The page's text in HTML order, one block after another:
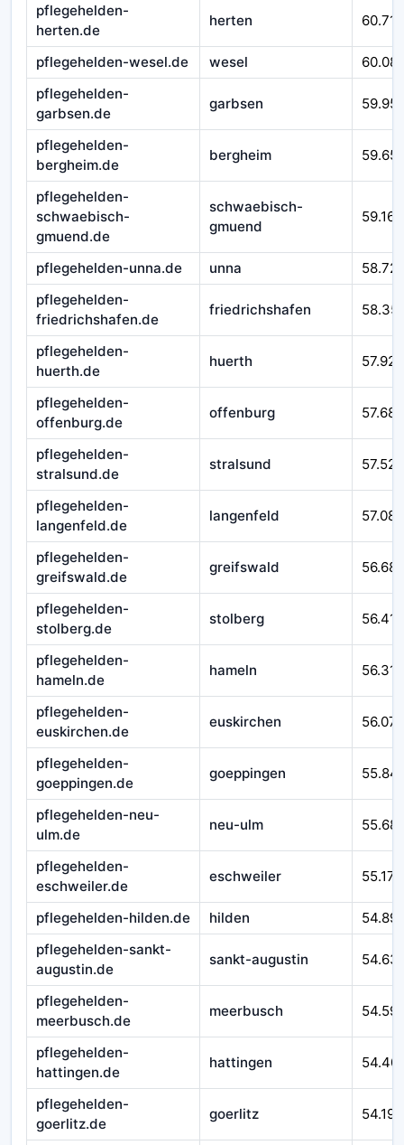
pflegehelden-
herten.de
herten 60.710
pflegehelden-wesel.de wesel
pflegehelden-
garbsen.de
garbsen
pflegehelden-
bergheim.de
bergheim
pflegehelden-
schwaebisch-
gmuend.de
schwaebisch-
gmuend
59.166
pflegehelden-unna.de unna
pflegehelden-
friedrichshafen.de
friedrichshafen
pflegehelden-
huerth.de
huerth 57.925
pflegehelden-
offenburg.de
offenburg 57.687
pflegehelden-
stralsund.de
stralsund 57.525
pflegehelden-
langenfeld.de
langenfeld 57.083
pflegehelden-
greifswald.de
greifswald 56.685
pflegehelden-
stolberg.de
stolberg 56.414
pflegehelden-
hameln.de
hameln 56.310
pflegehelden-
euskirchen.de
euskirchen 56.077
pflegehelden-
goeppingen.de
goeppingen
pflegehelden-neu-
ulm.de
neu-ulm
pflegehelden-
eschweiler.de
eschweiler 55.171
pflegehelden-hilden.de hilden
pflegehelden-sankt-
augustin.de
sankt-augustin 54.631
pflegehelden-
meerbusch.de
meerbusch
pflegehelden-
hattingen.de
hattingen
pflegehelden-
goerlitz.de
goerlitz 54.193